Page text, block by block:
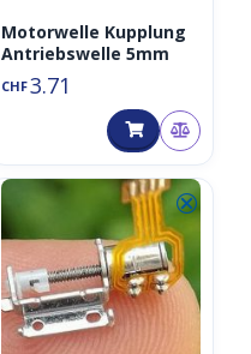
Motorwelle Kupplung
Antriebswelle 5mm
CHF3.71
⮿